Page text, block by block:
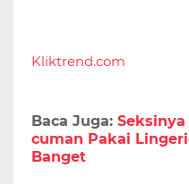
Kliktrend.com
Baca Juga:
cuman Pakai
Banget